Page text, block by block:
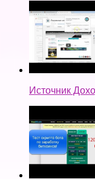
Источник